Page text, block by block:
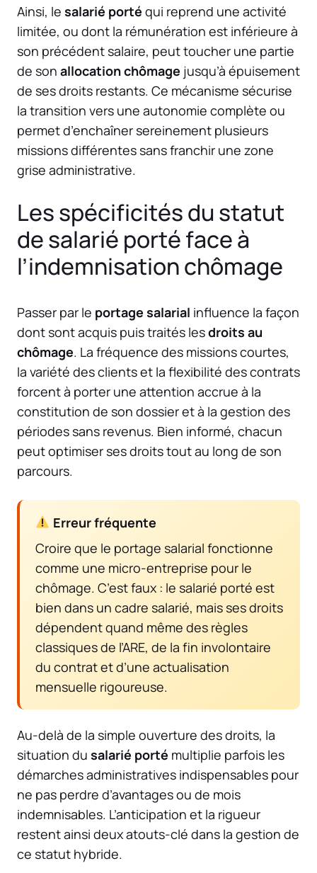
Ainsi, le salarié porté qui reprend une activité
limitée, ou dont la rémunération est inférieure à
son précédent salaire, peut toucher une partie
de son allocation chômage jusqu’à épuisement
de ses droits restants. Ce mécanisme sécurise
la transition vers une autonomie complète ou
permet d’enchaîner sereinement plusieurs
missions différentes sans franchir une zone
grise administrative.
Les spécificités du statut
de salarié porté face à
l’indemnisation chômage
Passer par le portage salarial influence la façon
dont sont acquis puis traités lesdroits au
chômage. La fréquence des missions courtes,
la variété des clients et la flexibilité des contrats
forcent à porter une attention accrue à la
constitution de son dossier et à la gestion des
périodes sans revenus. Bien informé, chacun
peut optimiser ses droits tout au long de son
parcours.
Erreur fréquente
Croire que le portage salarial fonctionne
comme une micro-entreprise pour le
chômage. C’est faux : le salarié porté est
bien dans un cadre salarié, mais ses droits
dépendent quand même des règles
classiques de l’ARE, de la fin involontaire
du contrat et d’une actualisation
mensuelle rigoureuse.
Au-delà de la simple ouverture des droits, la
situation du salarié porté multiplie parfois les
démarches administratives indispensables pour
ne pas perdre d’avantages ou de mois
indemnisables. L’anticipation et la rigueur
restent ainsi deux atouts-clé dans la gestion de
ce statut hybride.